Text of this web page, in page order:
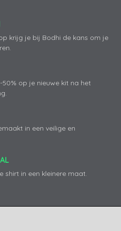
krijg je bij Bodhi de kans om je
op je nieuwe kit na het
in een veilige en
shirt in een kleinere maat.